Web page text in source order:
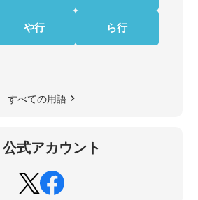
や行 ら行
すべての用語
公式アカウント